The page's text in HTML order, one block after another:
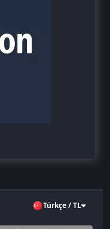
Türkçe / TL